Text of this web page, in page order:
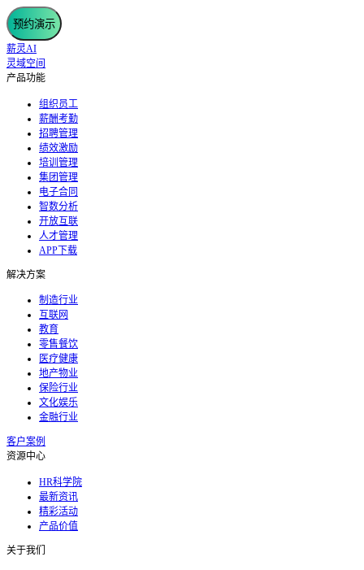
预约演示
薪灵AI
灵域空间
产品功能
组织员工
薪酬考勤
招聘管理
绩效激励
培训管理
集团管理
电子合同
智数分析
开放互联
人才管理
APP下载
解决方案
制造行业
互联网
教育
零售餐饮
医疗健康
地产物业
保险行业
文化娱乐
金融行业
客户案例
资源中心
HR科学院
最新资讯
精彩活动
产品价值
关于我们